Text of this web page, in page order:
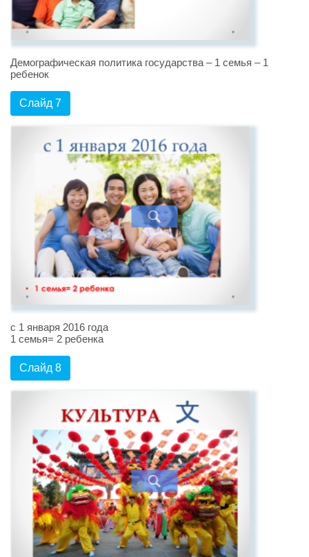
Демографическая политика государства – 1 семья – 1
ребенок
Слайд 7
с 1 января 2016 года
1 семья= 2 ребенка
Слайд 8